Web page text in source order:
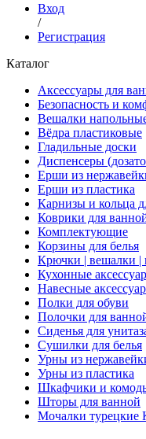
Вход
/
Регистрация
Каталог
Аксессуары для
Безопасность и
Вешалки
Вёдра пластиковые
Гладильные доски
Диспенсеры
Ерши из
Ерши из пластика
Карнизы и кольца
Коврики для
Комплектующие
Корзины для белья
Крючки | вешалки |
Кухонные
Навесные
Полки для обуви
Полочки для
Сиденья для
Сушилки для белья
Урны из
Урны из пластика
Шкафчики и
Шторы для ванной
Мочалки турецкие